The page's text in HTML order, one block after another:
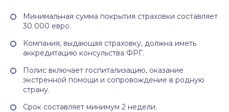
Минимальная сумма покрытия страховки составляет
30 000 евро.
Компания, выдающая страховку, должна иметь
аккредитацию консульства ФРГ.
Полис включает госпитализацию, оказание
экстренной помощи и сопровождение в родную
страну.
Срок составляет минимум 2 недели.